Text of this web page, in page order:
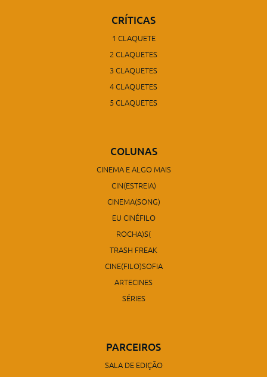
CRÍTICAS
1 CLAQUETE
2 CLAQUETES
3 CLAQUETES
4 CLAQUETES
5 CLAQUETES
COLUNAS
CINEMA E ALGO MAIS
CIN(ESTREIA)
CINEMA(SONG)
EU CINÉFILO
ROCHA)S(
TRASH FREAK
CINE(FILO)SOFIA
ARTECINES
SÉRIES
PARCEIROS
SALA DE EDIÇÃO